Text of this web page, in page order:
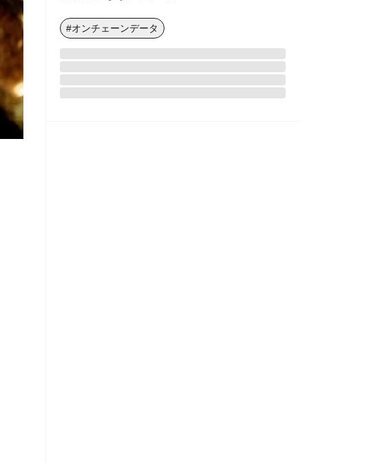
#オンチェーンデータ